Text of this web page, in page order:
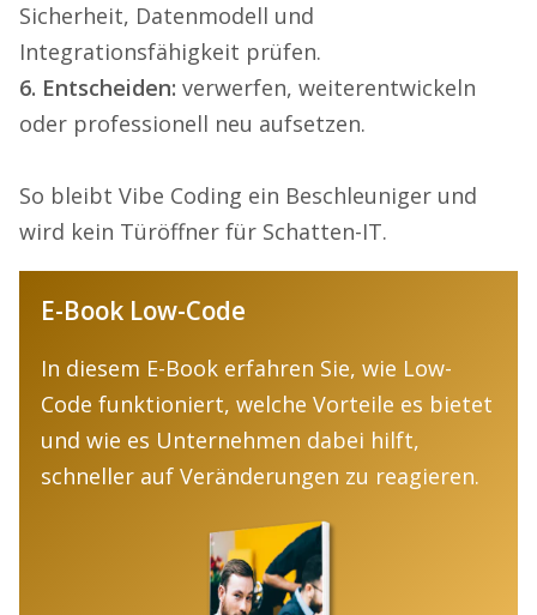
Sicherheit, Datenmodell und
Integrationsfähigkeit prüfen.
6. Entscheiden: verwerfen, weiterentwickeln
oder professionell neu aufsetzen.
So bleibt Vibe Coding ein Beschleuniger und
wird kein Türöffner für Schatten-IT.
E-Book Low-Code
In diesem E-Book erfahren Sie, wie Low-
Code funktioniert, welche Vorteile es bietet
und wie es Unternehmen dabei hilft,
schneller auf Veränderungen zu reagieren.